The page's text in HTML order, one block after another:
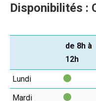
Disponibilités :
de 8h à
12h
Lundi
Mardi